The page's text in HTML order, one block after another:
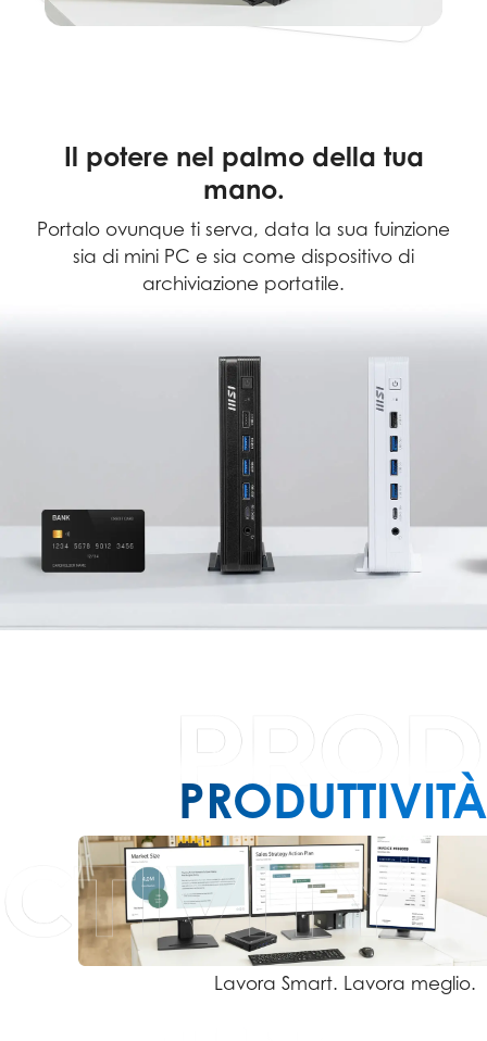
Il potere nel palmo della tua
mano.
Portalo ovunque ti serva, data la sua fuinzione
sia di mini PC e sia come dispositivo di
archiviazione portatile.
PRODUTTIVITÀ
Lavora Smart. Lavora meglio.